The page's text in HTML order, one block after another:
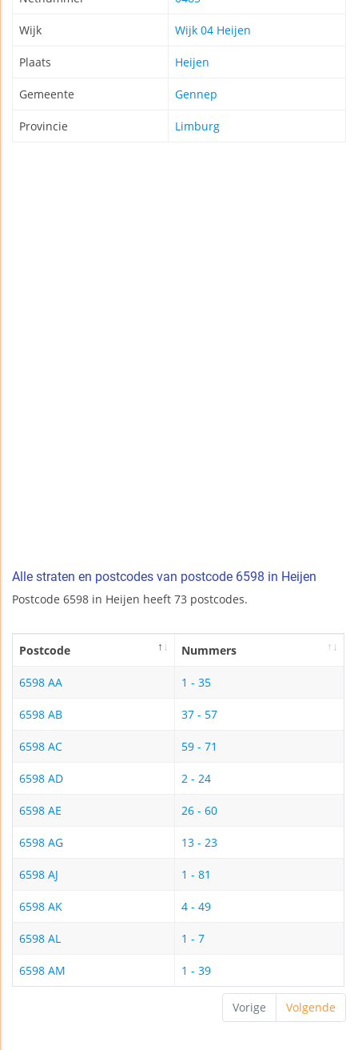
Wijk Wijk 04 Heijen
Plaats Heijen
Gemeente Gennep
Provincie Limburg
Alle straten en postcodes van postcode 6598 in Heijen
Postcode 6598 in Heijen heeft 73 postcodes.
Postcode Nummers
6598 AA 1 - 35
6598 AB 37 - 57
6598 AC 59 - 71
6598 AD 2 - 24
6598 AE 26 - 60
6598 AG 13 - 23
6598 AJ 1 - 81
6598 AK 4 - 49
6598 AL 1 - 7
6598 AM 1 - 39
Vorige Volgende